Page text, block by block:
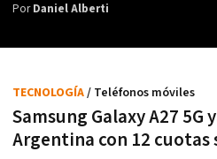
PorDaniel Alberti
Samsung Galaxy A27 5G
Argentina con 12 cuotas
TECNOLOGÍA/ Teléfonos móviles